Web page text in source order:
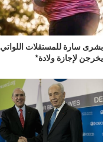
بشرى سارة للمستقلات اللواتي
يخرجن لإجازة ولادة*